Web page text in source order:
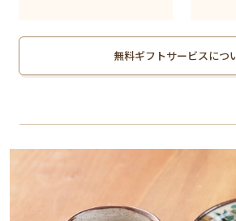
無料ギフトサービスにつ